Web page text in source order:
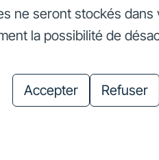
ne seront stockés
la possibilité de
Accepter Refuser
finançons
Investisseurs
Investisseurs